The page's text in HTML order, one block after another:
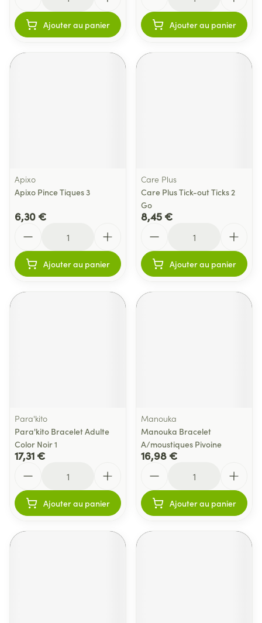
Ajouter au panier Ajouter au panier
Apixo
Apixo Pince Tiques 3
6,30 €
Ajouter au panier
Care Plus
Care Plus Tick-out Ticks 2
Go
8,45 €
Ajouter au panier
Para'kito
Para'kito Bracelet Adulte
Color Noir 1
17,31 €
Ajouter au panier
Manouka
Manouka Bracelet
A/moustiques Pivoine
16,98 €
Ajouter au panier